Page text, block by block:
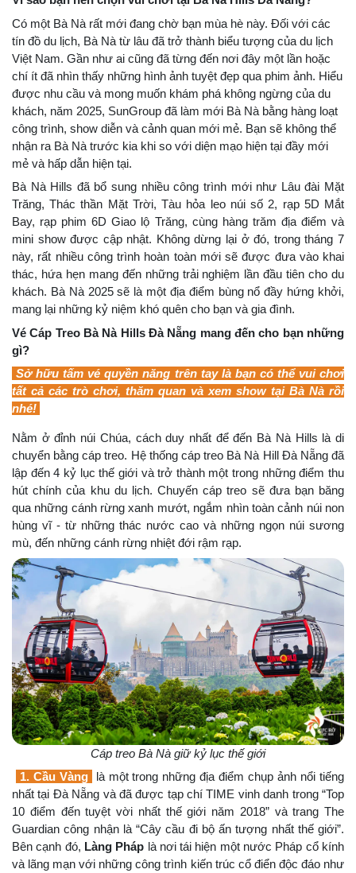
Có một Bà Nà rất mới đang chờ bạn mùa hè này. Đối với các
tín đồ du lịch, Bà Nà từ lâu đã trở thành biểu tượng của du lịch
Việt Nam. Gần như ai cũng đã từng đến nơi đây một lần hoặc
chí ít đã nhìn thấy những hình ảnh tuyệt đẹp qua phim ảnh. Hiểu
được nhu cầu và mong muốn khám phá không ngừng của du
khách, năm 2025, SunGroup đã làm mới Bà Nà bằng hàng loạt
công trình, show diễn và cảnh quan mới mẻ. Bạn sẽ không thể
nhận ra Bà Nà trước kia khi so với diện mạo hiện tại đầy mới
mẻ và hấp dẫn hiện tại.
Bà Nà Hills đã bổ sung nhiều công trình mới như Lâu đài Mặt
Trăng, Thác thần Mặt Trời, Tàu hỏa leo núi số 2, rạp 5D Mắt
Bay, rạp phim 6D Giao lộ Trăng, cùng hàng trăm địa điểm và
mini show được cập nhật. Không dừng lại ở đó, trong tháng 7
này, rất nhiều công trình hoàn toàn mới sẽ được đưa vào khai
thác, hứa hẹn mang đến những trải nghiệm lần đầu tiên cho du
khách. Bà Nà 2025 sẽ là một địa điểm bùng nổ đầy hứng khởi,
mang lại những kỷ niệm khó quên cho bạn và gia đình.
Vé Cáp Treo Bà Nà Hills Đà Nẵng mang đến cho bạn những
gì?
Sở hữu tấm vé quyền năng trên tay là bạn có thể vui chơi
tất cả các trò chơi, thăm quan và xem show tại Bà Nà rồi
nhé!
Nằm ở đỉnh núi Chúa, cách duy nhất để đến Bà Nà Hills là di
chuyển bằng cáp treo. Hệ thống cáp treo Bà Nà Hill Đà Nẵng đã
lập đến 4 kỷ lục thế giới và trở thành một trong những điểm thu
hút chính của khu du lịch. Chuyến cáp treo sẽ đưa bạn băng
qua những cánh rừng xanh mướt, ngắm nhìn toàn cảnh núi non
hùng vĩ - từ những thác nước cao và những ngọn núi sương
mù, đến những cánh rừng nhiệt đới rậm rạp.
Cáp treo Bà Nà giữ kỷ lục thế giới
1. Cầu Vàng
là một trong những địa điểm chụp ảnh nổi tiếng
nhất tại Đà Nẵng và đã được tạp chí TIME vinh danh trong “Top
10 điểm đến tuyệt vời nhất thế giới năm 2018” và trang The
Guardian công nhận là “Cây cầu đi bộ ấn tượng nhất thế giới”.
Bên cạnh đó, Làng Pháp là nơi tái hiện một nước Pháp cổ kính
và lãng mạn với những công trình kiến trúc cổ điển độc đáo như